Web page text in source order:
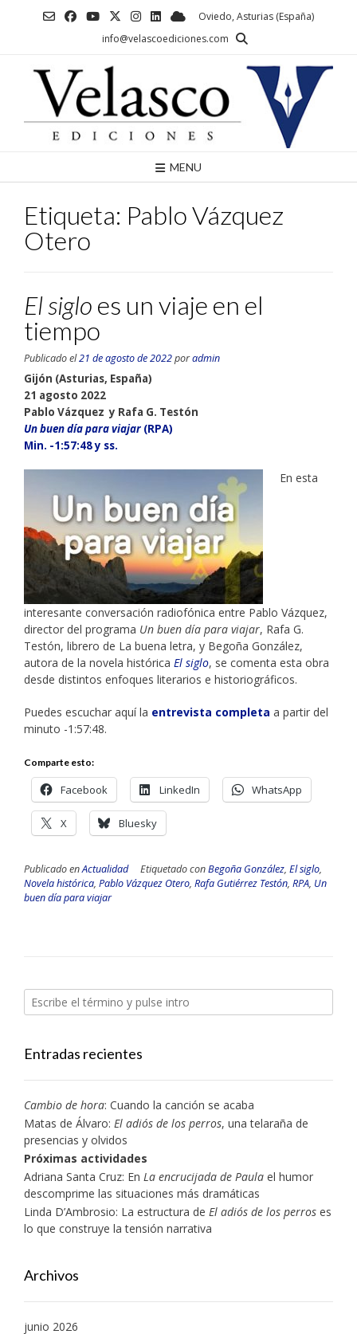
Oviedo, Asturias (España)
info@velascoediciones.com
MENU
Etiqueta: Pablo Vázquez
Otero
El siglo es un viaje en el
tiempo
Publicado el21 de agosto de 2022poradmin
Gijón (Asturias, España)
21 agosto 2022
Pablo Vázquez y Rafa G. Testón
Un buen día para viajar (RPA)
Min. -1:57:48 y ss.
En esta
interesante conversación radiofónica entre Pablo Vázquez,
director del programa Un buen día para viajar, Rafa G.
Testón, librero de La buena letra, y Begoña González,
autora de la novela histórica El siglo, se comenta esta obra
desde distintos enfoques literarios e historiográficos.
Puedes escuchar aquí la entrevista completa a partir del
minuto -1:57:48.
Comparte esto:
Facebook LinkedIn WhatsApp
X Bluesky
Publicado enActualidad Etiquetado conBegoña González, El siglo,
Novela histórica, Pablo Vázquez Otero, Rafa Gutiérrez Testón, RPA, Un
buen día para viajar
Entradas recientes
Cambio de hora: Cuando la canción se acaba
Matas de Álvaro: El adiós de los perros, una telaraña de
presencias y olvidos
Próximas actividades
Adriana Santa Cruz: En La encrucijada de Paula el humor
descomprime las situaciones más dramáticas
Linda D’Ambrosio: La estructura de El adiós de los perros es
lo que construye la tensión narrativa
Archivos
junio 2026